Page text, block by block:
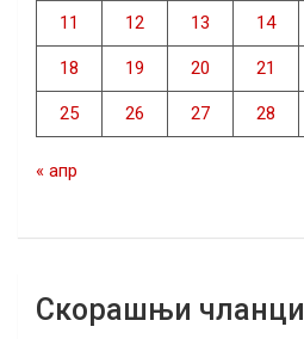
11 12 13 14
18 19 20 21
25 26 27 28
« апр
Скорашњи чланци